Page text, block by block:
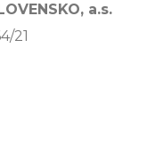
a.s.
21